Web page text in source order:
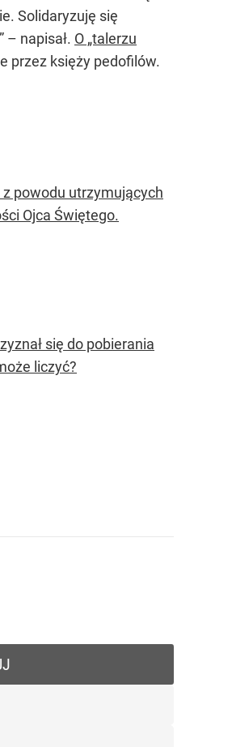
Solidaryzuję się
– napisał. O „talerzu
przez księży pedofilów.
z powodu utrzymujących
Ojca Świętego.
się do pobierania
liczyć?